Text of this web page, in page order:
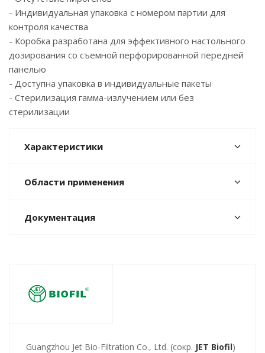
- Индивидуальная упаковка с номером партии для
контроля качества
- Коробка разработана для эффективного настольного
дозирования со съемной перфорированной передней
панелью
- Доступна упаковка в индивидуальные пакеты
- Стерилизация гамма-излучением или без
стерилизации
Характеристики
Области применения
Документация
Guangzhou Jet Bio-Filtration Co., Ltd. (сокр. JET Biofil)